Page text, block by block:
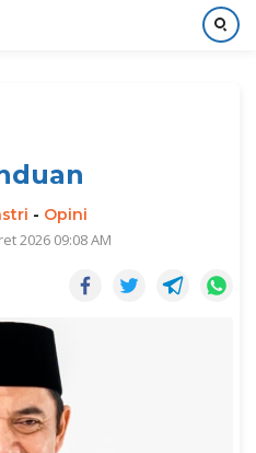
- Opini
2026 09:08 AM